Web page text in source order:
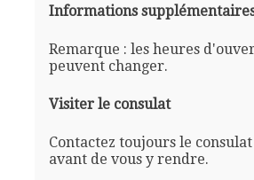
Informations
Remarque : les heures
peuvent changer.
Visiter le consulat
Contactez toujours le
avant de vous y rendre.